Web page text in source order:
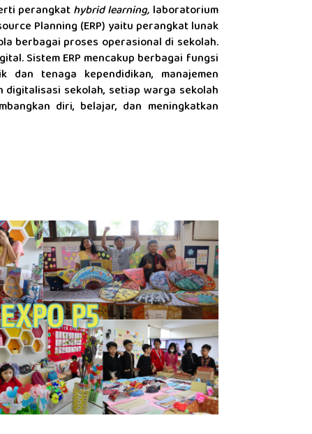
perangkat hybrid learning, laboratorium
Planning (ERP) yaitu perangkat lunak
berbagai proses operasional di sekolah.
Sistem ERP mencakup berbagai fungsi
dan tenaga kependidikan, manajemen
digitalisasi sekolah, setiap warga sekolah
diri, belajar, dan meningkatkan